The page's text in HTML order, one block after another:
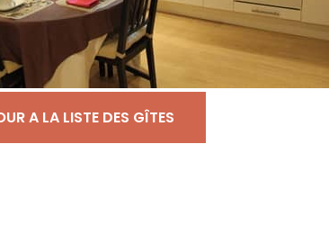
A LA LISTE DES GÎTES